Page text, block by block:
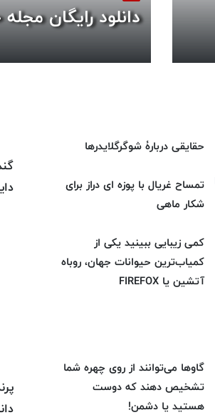
دانلود رایگان
حقایقی دربارۀ شوگرگلایدرها
تمساح غریال با پوزه ای دراز برای
شکار ماهی
کمی زیبایی ببینید یکی از
کمیاب‌ترین حیوانات جهان، روباه
آتشین یا FIREFOX
گاوها می‌توانند از روی چهره شما
تشخیص دهند که دوست
هستید یا دشمن!